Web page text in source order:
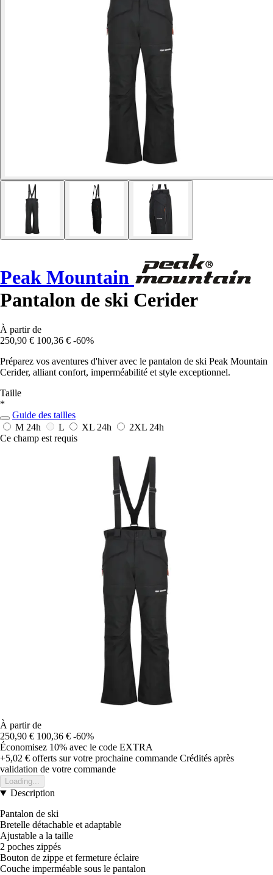
Peak Mountain
Pantalon de ski Cerider
À partir de
250,90 € 100,36 € -60%
Préparez vos aventures d'hiver avec le pantalon de ski Peak Mountain
Cerider, alliant confort, imperméabilité et style exceptionnel.
Taille
*
Guide des tailles
M 24h L XL 24h 2XL 24h
Ce champ est requis
À partir de
250,90 € 100,36 € -60%
Économisez 10% avec le code EXTRA
+5,02 € offerts sur votre prochaine commande Crédités après
validation de votre commande
Loading...
Description
Pantalon de ski
Bretelle détachable et adaptable
Ajustable a la taille
2 poches zippés
Bouton de zippe et fermeture éclaire
Couche imperméable sous le pantalon